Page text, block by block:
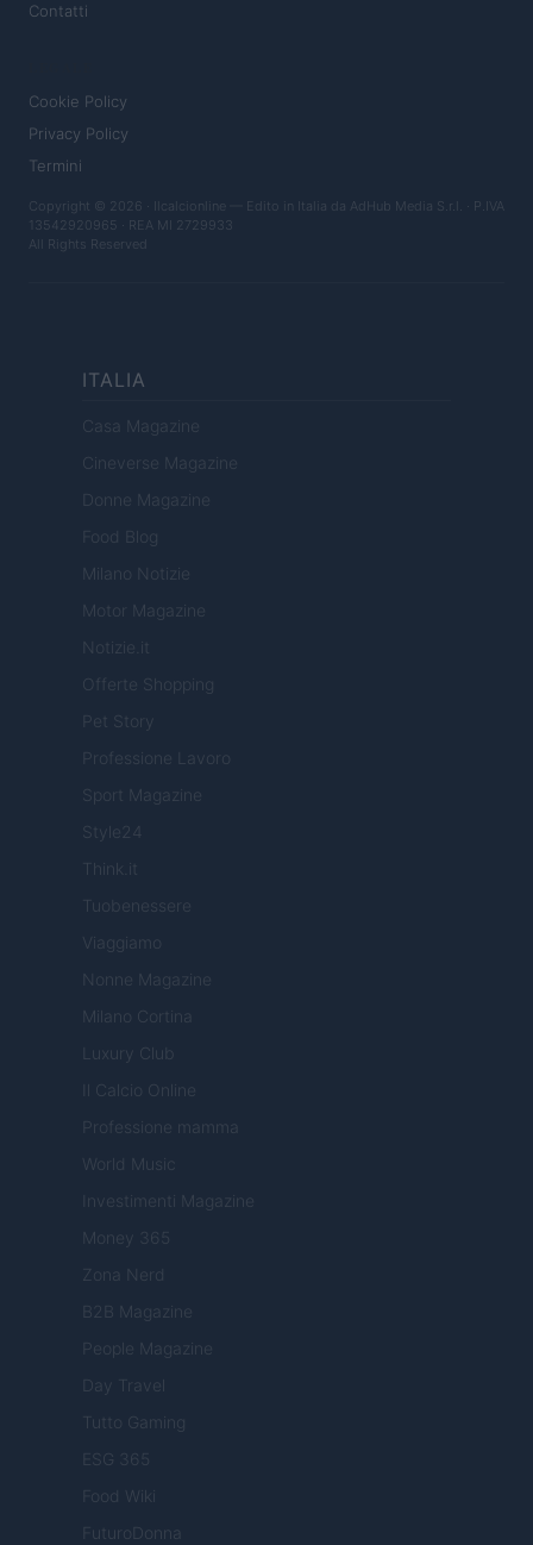
Contatti
Cookie Policy
Privacy Policy
Termini
Copyright © 2026 · Ilcalcionline — Edito in Italia da AdHub Media S.r.l. · P.IVA
13542920965 · REA MI 2729933
All Rights Reserved
ITALIA
Casa Magazine
Cineverse Magazine
Donne Magazine
Food Blog
Milano Notizie
Motor Magazine
Notizie.it
Offerte Shopping
Pet Story
Professione Lavoro
Sport Magazine
Style24
Think.it
Tuobenessere
Viaggiamo
Nonne Magazine
Milano Cortina
Luxury Club
Il Calcio Online
Professione mamma
World Music
Investimenti Magazine
Money 365
Zona Nerd
B2B Magazine
People Magazine
Day Travel
Tutto Gaming
ESG 365
Food Wiki
FuturoDonna